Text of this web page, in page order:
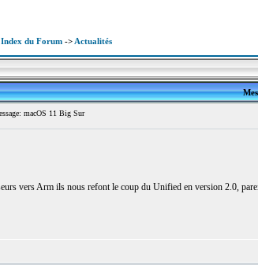
du Forum-> Actualités
macOS 11 Big Sur
vers Arm ils nous refont le coup du Unified en version 2.0,